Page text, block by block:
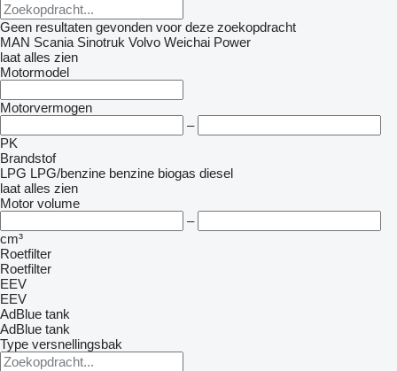
Geen resultaten gevonden voor deze zoekopdracht
MAN Scania Sinotruk Volvo Weichai Power
laat alles zien
Motormodel
Motorvermogen
–
PK
Brandstof
LPG LPG/benzine benzine biogas diesel
laat alles zien
Motor volume
–
cm³
Roetfilter
Roetfilter
EEV
EEV
AdBlue tank
AdBlue tank
Type versnellingsbak